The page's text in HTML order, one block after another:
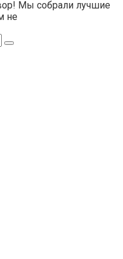
Мы собрали лучшие
не